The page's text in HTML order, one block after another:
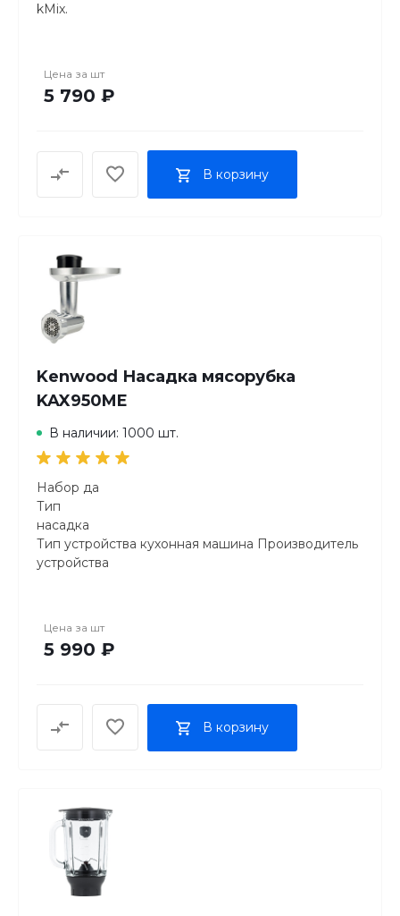
kMix.
Цена за шт
5 790 ₽
В корзину
Kenwood Насадка мясорубка
KAX950ME
В наличии: 1000 шт.
Набор да
Тип
насадка
Тип устройства кухонная машина Производитель
устройства
Назначение для приготовления колбас, для
приготовления фарша
средними отверстиями 4.5 мм; с маленькими
отверстиями 3 мм
Цена за шт
5 990 ₽
В корзину